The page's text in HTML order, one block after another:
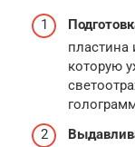
пластина
которую